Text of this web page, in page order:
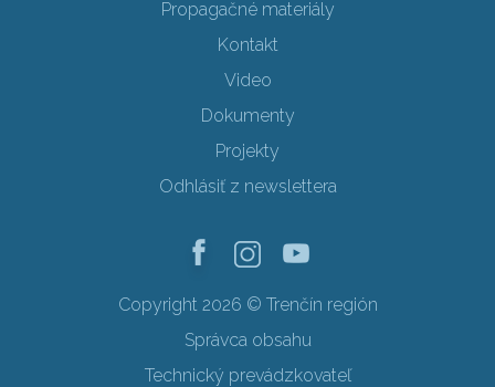
Propagačné materiály
Kontakt
Video
Dokumenty
Projekty
Odhlásiť z newslettera
Copyright 2026 © Trenčín región
Správca obsahu
Technický prevádzkovateľ